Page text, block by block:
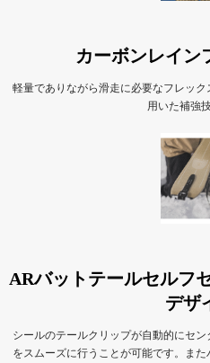
カーボンレイン
軽量でありながら滑走に必要なフレッ
用いた補強
ARバットテールセルフ
デザ
シールのテールクリップが自動的にセ
をスムーズに行うことが可能です。ま